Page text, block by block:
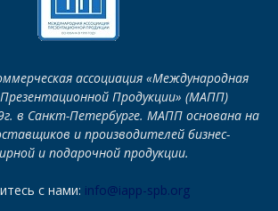
ассоциация «Международная
Продукции» (МАПП)
в Санкт-Петербурге. МАПП основана на
и производителей бизнес-
и подарочной продукции.
с нами: info@iapp-spb.org